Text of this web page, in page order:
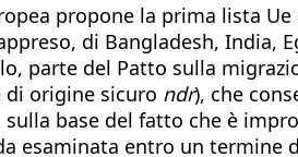
propone la prima lista
di Bangladesh, India,
parte del Patto sulla
di origine sicuro ndr), che
base del fatto che è
esaminata entro un